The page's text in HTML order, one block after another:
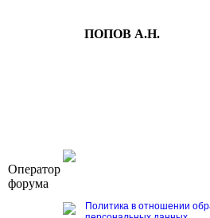
ПОПОВ А.Н.
Оператор
форума
Политика в отношении